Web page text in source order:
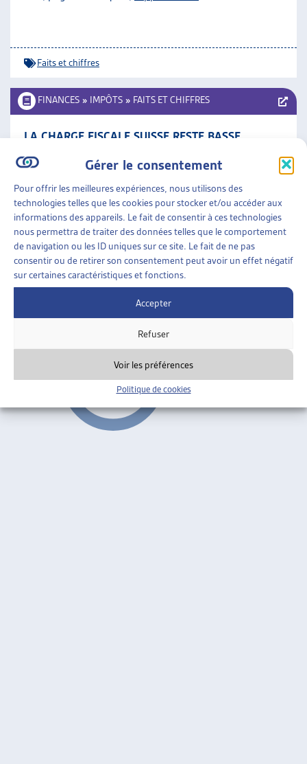
Gérer le consentement
Pour offrir les meilleures expériences, nous utilisons des
technologies telles que les cookies pour stocker et/ou accéder aux
informations des appareils. Le fait de consentir à ces technologies
nous permettra de traiter des données telles que le comportement
de navigation ou les ID uniques sur ce site. Le fait de ne pas
consentir ou de retirer son consentement peut avoir un effet négatif
sur certaines caractéristiques et fonctions.
Accepter
Refuser
Voir les préférences
Politique de cookies
Faits et chiffres
FINANCES » IMPÔTS » FAITS ET CHIFFRES
LA CHARGE FISCALE SUISSE RESTE BASSE
Faits et chiffres
IMPÔTS
EN SUISSE, LA CHARGE FISCALE RESTE FAIBLE
Département fédéral des finances, nov 09